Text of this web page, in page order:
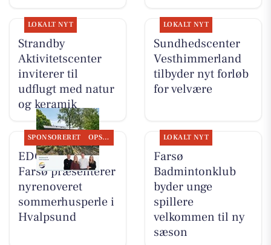
LOKALT NYT
Strandby
Aktivitetscenter
inviterer til
udflugt med natur
og keramik
LOKALT NYT
Sundhedscenter
Vesthimmerland
tilbyder nyt forløb
for velvære
SPONSORERET OPSLAGSTAVLEN
EDC Danebo,
Farsø præsenterer
nyrenoveret
sommerhusperle i
Hvalpsund
LOKALT NYT
Farsø
Badmintonklub
byder unge
spillere
velkommen til ny
sæson